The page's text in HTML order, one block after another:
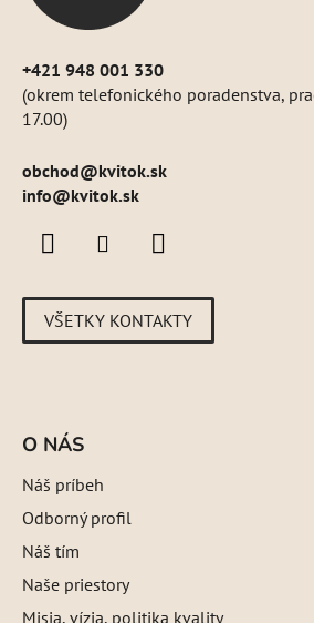
+421 948 001 330
(okrem telefonického poradenstva,
17.00)
obchod@kvitok.sk
info@kvitok.sk
VŠETKY KONTAKTY
O NÁS
Náš príbeh
Odborný profil
Náš tím
Naše priestory
Misia, vízia, politika kvality